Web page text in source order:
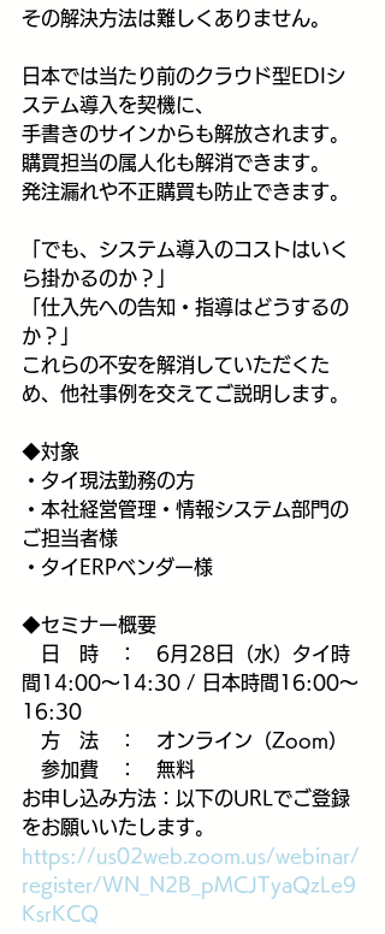
その解決方法は難しくありません。
日本では当たり前のクラウド型EDIシ
ステム導入を契機に、
手書きのサインからも解放されます。
購買担当の属人化も解消できます。
発注漏れや不正購買も防止できます。
「でも、システム導入のコストはいく
ら掛かるのか？」
「仕入先への告知・指導はどうするの
か？」
これらの不安を解消していただくた
め、他社事例を交えてご説明します。
◆対象
・タイ現法勤務の方
・本社経営管理・情報システム部門の
ご担当者様
・タイERPベンダー様
◆セミナー概要
日　時　：　6月28日（水）タイ時
間14:00〜14:30 / 日本時間16:00〜
16:30
方　法　：　オンライン（Zoom）
参加費　：　無料
お申し込み方法：以下のURLでご登録
をお願いいたします。
https://us02web.zoom.us/webinar/
register/WN_N2B_pMCJTyaQzLe9
KsrKCQ